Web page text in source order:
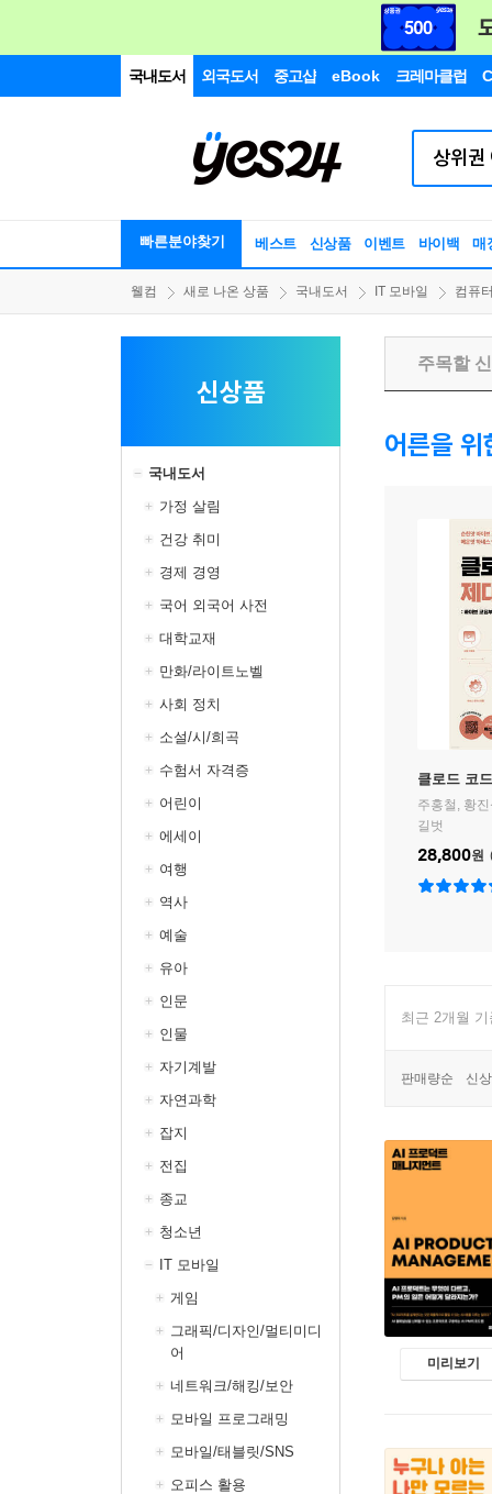
국내도서 외국도서 중고샵 eBook 크레마클럽
빠른분야찾기 베스트 신상품 이벤트 바이백 매
웰컴 새로 나온 상품 국내도서 IT 모바일 컴퓨
신상품
국내도서
가정 살림
건강 취미
경제 경영
국어 외국어 사전
대학교재
만화/라이트노벨
사회 정치
소설/시/희곡
수험서 자격증
어린이
에세이
여행
역사
예술
유아
인문
인물
자기계발
자연과학
잡지
전집
종교
청소년
IT 모바일
게임
그래픽/디자인/멀티미디
어
네트워크/해킹/보안
모바일 프로그래밍
모바일/태블릿/SNS
오피스 활용
주목할
어른을 위
클로드 코
주홍철 , 황
길벗
28,800원
최근 2개월
판매량순 신
미리보기